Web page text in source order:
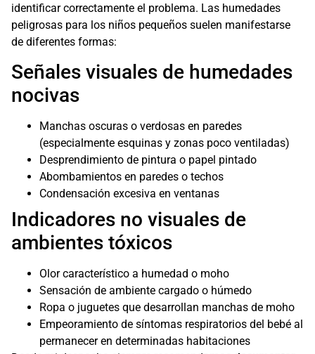
identificar correctamente el problema. Las humedades
peligrosas para los niños pequeños suelen manifestarse
de diferentes formas:
Señales visuales de humedades
nocivas
Manchas oscuras o verdosas en paredes
(especialmente esquinas y zonas poco ventiladas)
Desprendimiento de pintura o papel pintado
Abombamientos en paredes o techos
Condensación excesiva en ventanas
Indicadores no visuales de
ambientes tóxicos
Olor característico a humedad o moho
Sensación de ambiente cargado o húmedo
Ropa o juguetes que desarrollan manchas de moho
Empeoramiento de síntomas respiratorios del bebé al
permanecer en determinadas habitaciones